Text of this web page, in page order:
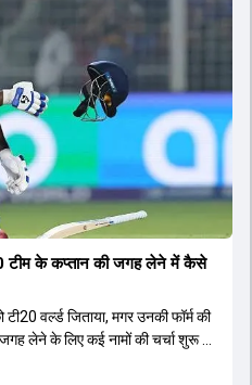
टीम के कप्तान की जगह लेने में कैसे
वर्ल्ड जिताया, मगर उनकी फॉर्म की
लेने के लिए कई नामों की चर्चा शुरू हो